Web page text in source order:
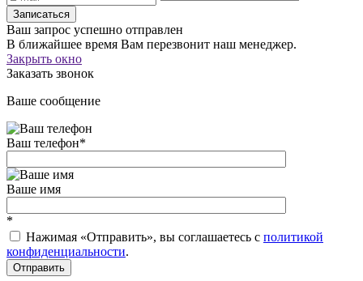
Записаться
Ваш запрос успешно отправлен
В ближайшее время Вам перезвонит наш менеджер.
Закрыть окно
Заказать звонок
Ваше сообщение
Ваш телефон*
Ваше имя
*
Нажимая «Отправить», вы соглашаетесь c политикой
конфиденциальности.